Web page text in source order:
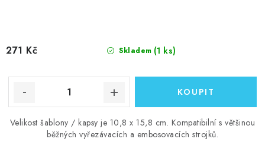
Skladem (1 ks)
271 Kč
Velikost šablony / kapsy je 10,8 x 15,8 cm. Kompatibilní s většinou
běžných vyřezávacích a embosovacích strojků.